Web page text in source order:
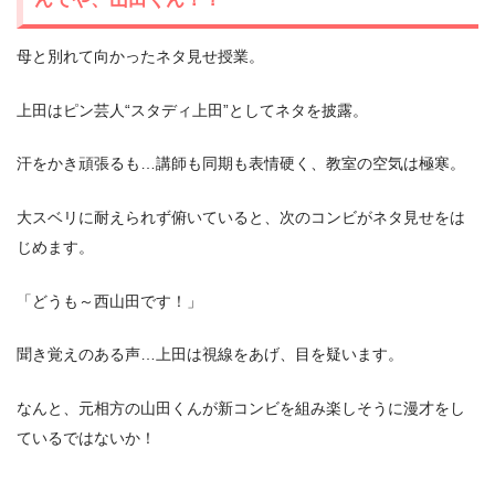
母と別れて向かったネタ見せ授業。
上田はピン芸人“スタディ上田”としてネタを披露。
汗をかき頑張るも…講師も同期も表情硬く、教室の空気は極寒。
大スベリに耐えられず俯いていると、次のコンビがネタ見せをは
じめます。
「どうも～西山田です！」
聞き覚えのある声…上田は視線をあげ、目を疑います。
なんと、元相方の山田くんが新コンビを組み楽しそうに漫才をし
ているではないか！